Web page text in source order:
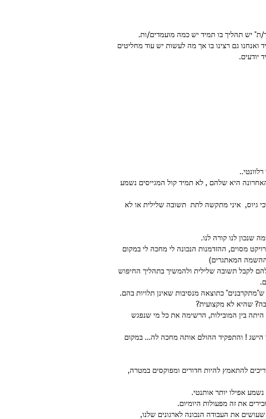
ת" יש תהליך בו תמיד יש כמה מועמדים/ות.
גם רצינו בו אך מה לעשות יש עוד מחליטים
יודעים.
היא שלהם , לא תמיד קול המגייסים נשמע
גיוס,  איני מתקשה לתת  תשובה שלילית או לא
שנכון לנו קורה לנו.
מסוים, ההזדמנות הנכונה לי מחכה לי במקום
ההשמה המאתגרים)
לקבל תשובה שלילית ולהמשיך בתהליך החיפוש
כתוצאה מנסיבות שאינן תלויות בהם.
שהיא לא מקצועית?
בין המובילות, הרשימה את כל מי שנפגש
הישג ! והתפקיד ההולם אותה מחכה לה... במקום
להתאמץ להיות חדורים ומפוקסים במטרה,
אפילו יותר אותנטי.
את זה מפעולות היומיום.